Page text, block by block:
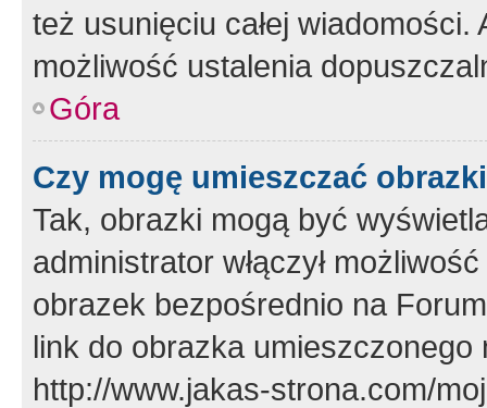
też usunięciu całej
możliwość ustalenia
Góra
Czy mogę umieszczać
Tak, obrazki mogą być
administrator włączył
obrazek bezpośrednio na
link do obrazka
http://www.jakas-strona.com/